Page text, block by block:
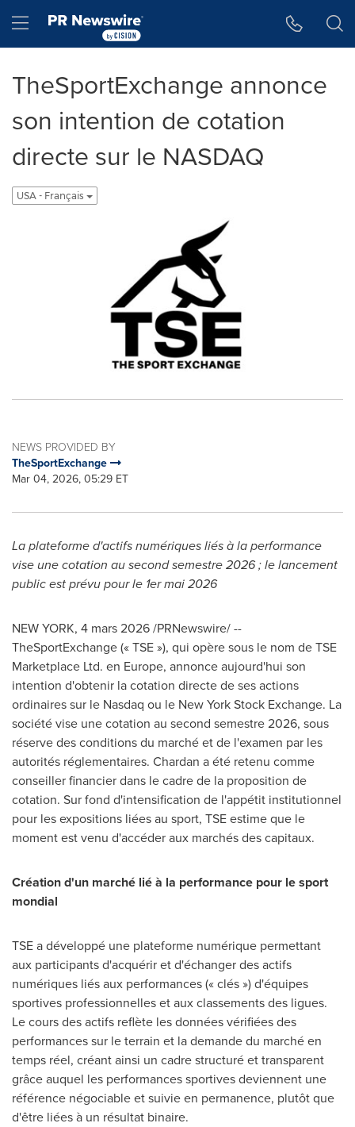
Hamburger menu
TheSportExchange annonce
son intention de cotation
directe sur le NASDAQ
USA - Français
NEWS PROVIDED BY
TheSportExchange
Mar 04, 2026, 05:29 ET
La plateforme d'actifs numériques liés à la performance
vise une cotation au second semestre 2026 ; le lancement
public est prévu pour le 1er mai 2026
NEW YORK, 4 mars 2026/PRNewswire/ --
TheSportExchange (« TSE »), qui opère sous le nom de TSE
Marketplace Ltd. en Europe, annonce aujourd'hui son
intention d'obtenir la cotation directe de ses actions
ordinaires sur le Nasdaq ou le New York Stock Exchange. La
société vise une cotation au second semestre 2026, sous
réserve des conditions du marché et de l'examen par les
autorités réglementaires. Chardan a été retenu comme
conseiller financier dans le cadre de la proposition de
cotation. Sur fond d'intensification de l'appétit institutionnel
pour les expositions liées au sport, TSE estime que le
moment est venu d'accéder aux marchés des capitaux.
Création d'un marché lié à la performance pour le sport
mondial
TSE a développé une plateforme numérique permettant
aux participants d'acquérir et d'échanger des actifs
numériques liés aux performances (« clés ») d'équipes
sportives professionnelles et aux classements des ligues.
Le cours des actifs reflète les données vérifiées des
performances sur le terrain et la demande du marché en
temps réel, créant ainsi un cadre structuré et transparent
grâce auquel les performances sportives deviennent une
référence négociable et suivie en permanence, plutôt que
d'être liées à un résultat binaire.